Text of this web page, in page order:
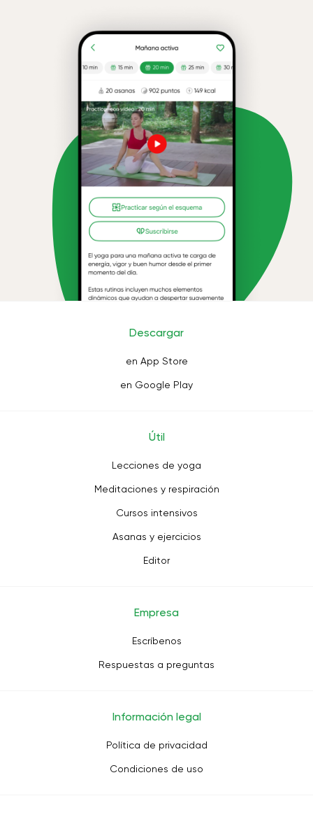
Descargar
en App Store
en Google Play
Útil
Lecciones de yoga
Meditaciones y respiración
Cursos intensivos
Asanas y ejercicios
Editor
Empresa
Escríbenos
Respuestas a preguntas
Información legal
Política de privacidad
Condiciones de uso